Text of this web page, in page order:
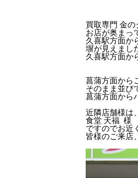
買取専門 金
お店が奥まっ
久喜駅方面か
塀が見えまし
久喜駅方面か
菖蒲方面から
そのまま並び
菖蒲方面から
近隣店舗様は、
食堂 天福 様
ですのでお近
皆様のご来店